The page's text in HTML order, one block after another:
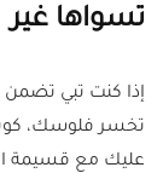
تسواها غير
إذا كنت تبي
تخسر فلوسك،
عليك مع قسيمة